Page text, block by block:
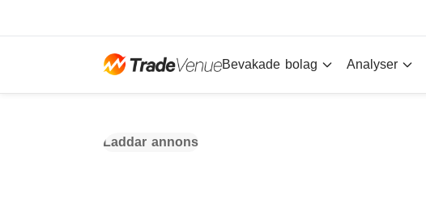
Bevakade bolag Analyser
Laddar annons